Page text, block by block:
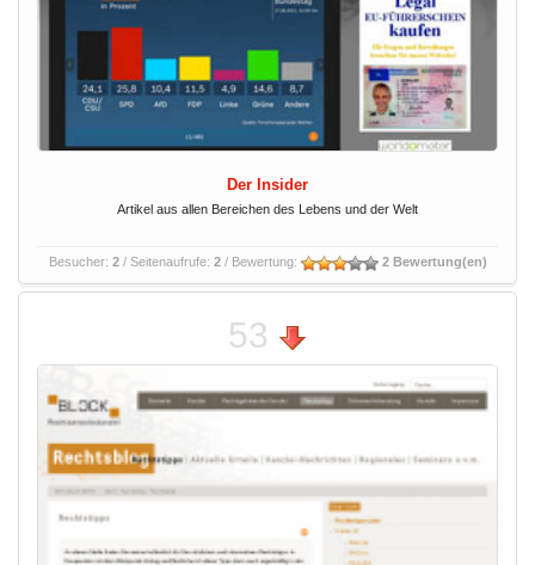
Der Insider
Artikel aus allen Bereichen des Lebens und der Welt
Besucher: 2/ Seitenaufrufe: 2/ Bewertung: 2 Bewertung(en)
53